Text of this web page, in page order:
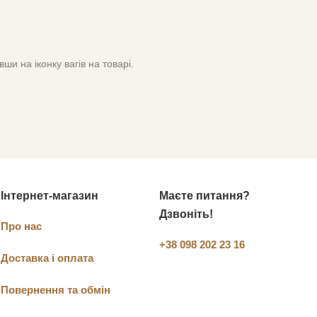
на іконку вагів на товарі.
Інтернет-магазин
Про нас
Доставка і оплата
Повернення та обмін
Маєте питання?
Дзвоніть!
+38 098 202 23 16